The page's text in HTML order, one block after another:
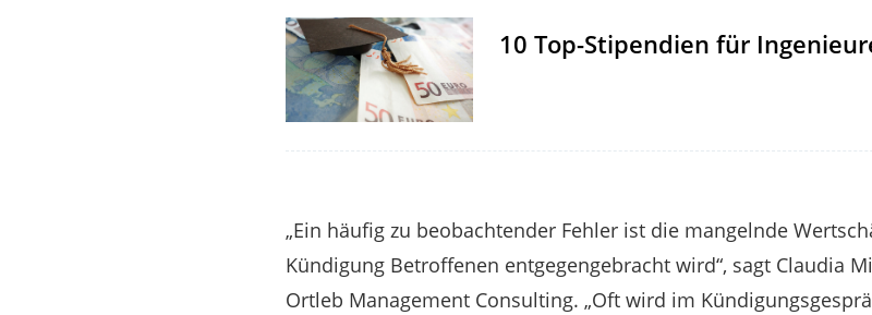
10 Top-Stipendien für
„Ein häufig zu beobachtender Fehler ist die mangelnde
Kündigung Betroffenen entgegengebracht wird“, sagt Claudia
Ortleb Management Consulting. „Oft wird im